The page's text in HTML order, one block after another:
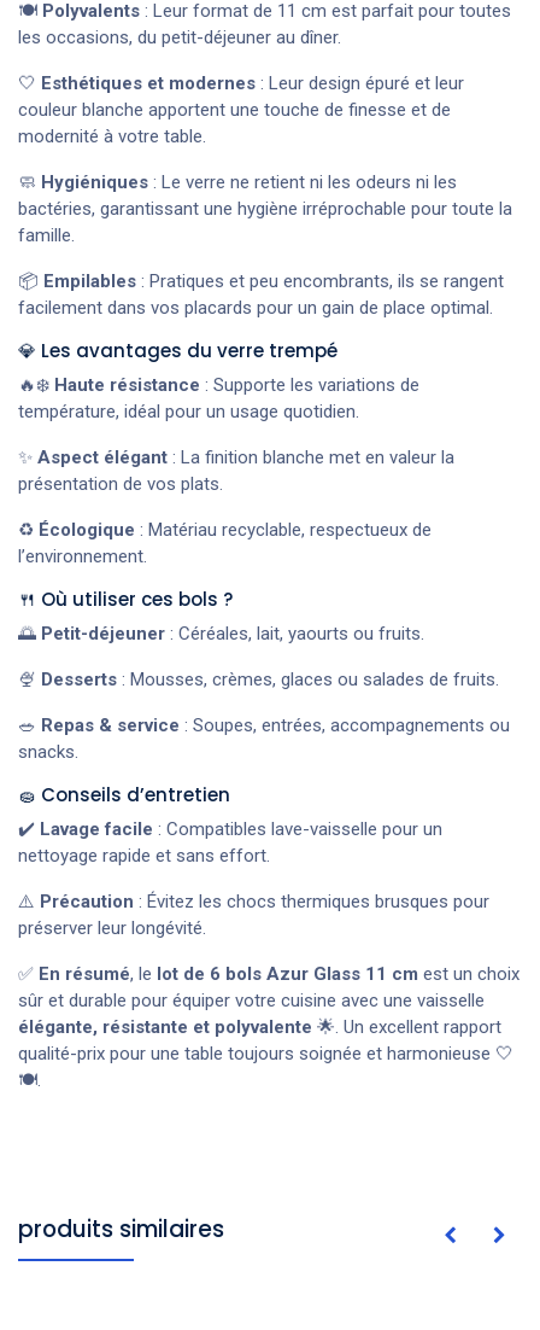
🍽️ Polyvalents : Leur format de 11 cm est parfait pour toutes
les occasions, du petit-déjeuner au dîner.
🤍 Esthétiques et modernes : Leur design épuré et leur
couleur blanche apportent une touche de finesse et de
modernité à votre table.
🧼 Hygiéniques : Le verre ne retient ni les odeurs ni les
bactéries, garantissant une hygiène irréprochable pour toute la
famille.
📦 Empilables : Pratiques et peu encombrants, ils se rangent
facilement dans vos placards pour un gain de place optimal.
💎 Les avantages du verre trempé
🔥❄️ Haute résistance : Supporte les variations de
température, idéal pour un usage quotidien.
✨ Aspect élégant : La finition blanche met en valeur la
présentation de vos plats.
♻️ Écologique : Matériau recyclable, respectueux de
l’environnement.
🍴 Où utiliser ces bols ?
🌅 Petit-déjeuner : Céréales, lait, yaourts ou fruits.
🍨 Desserts : Mousses, crèmes, glaces ou salades de fruits.
🥗 Repas & service : Soupes, entrées, accompagnements ou
snacks.
🧽 Conseils d’entretien
✔️ Lavage facile : Compatibles lave-vaisselle pour un
nettoyage rapide et sans effort.
⚠️ Précaution : Évitez les chocs thermiques brusques pour
préserver leur longévité.
✅ En résumé, le lot de 6 bols Azur Glass 11 cm est un choix
sûr et durable pour équiper votre cuisine avec une vaisselle
élégante, résistante et polyvalente 🌟. Un excellent rapport
qualité-prix pour une table toujours soignée et harmonieuse 🤍
🍽️.
produits similaires